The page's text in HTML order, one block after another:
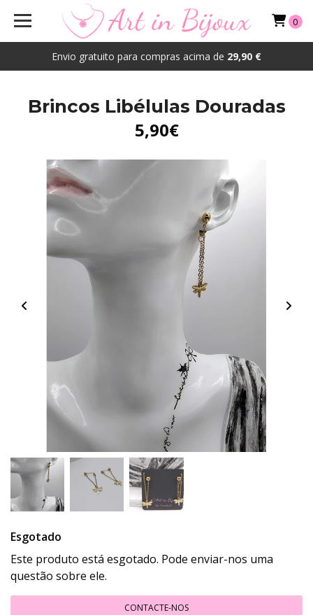
Envio gratuito para compras acima de 29,90 €
0
Brincos Libélulas Douradas
5,90€
Esgotado
Este produto está esgotado. Pode enviar-nos uma
questão sobre ele.
CONTACTE-NOS